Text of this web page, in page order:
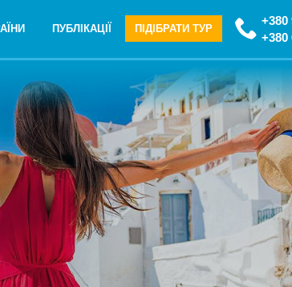
+380
+380
ПУБЛІКАЦІЇ ПІДІБРАТИ ТУР